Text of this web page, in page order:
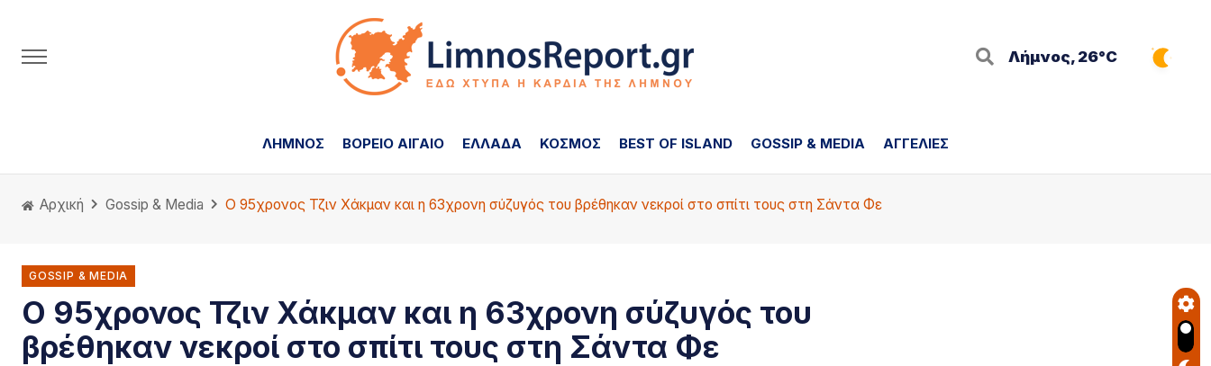
Λήμνος, 26°C
ΛΗΜΝΟΣ ΒΟΡΕΙΟ ΑΙΓΑΙΟ ΕΛΛΑΔΑ ΚΟΣΜΟΣ BEST OF ISLAND GOSSIP & MEDIA ΑΓΓΕΛΙΕΣ
Αρχική Gossip & Media Ο 95χρονος Τζιν Χάκμαν και η 63χρονη σύζυγός του βρέθηκαν νεκροί στο σπίτι τους στη Σάντα Φε
GOSSIP & MEDIA
Ο 95χρονος Τζιν Χάκμαν και η 63χρονη σύζυγός του
βρέθηκαν νεκροί στο σπίτι τους στη Σάντα Φε